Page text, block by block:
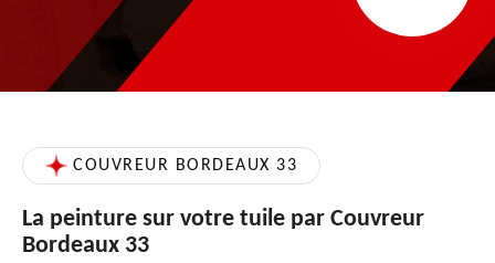
COUVREUR BORDEAUX 33
La peinture sur votre tuile par Couvreur
Bordeaux 33